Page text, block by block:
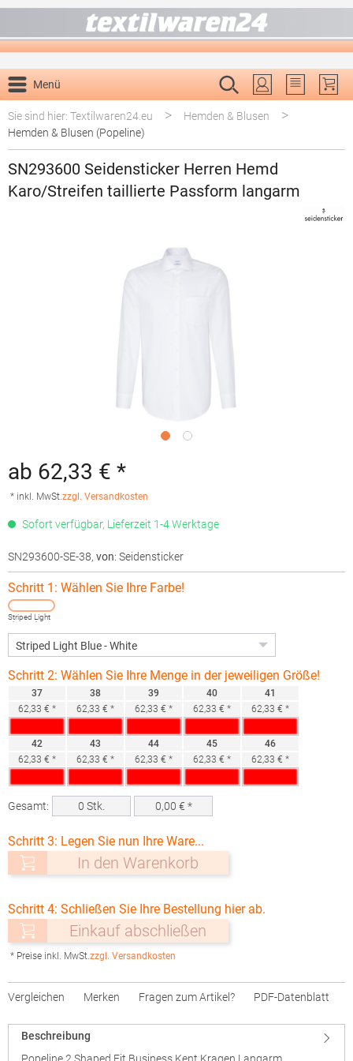
Menü
Du hast 0
Sie sind hier: Textilwaren24.eu
> Hemden & Blusen >
Hemden & Blusen (Popeline)
SN293600 Seidensticker Herren Hemd
Karo/Streifen taillierte Passform langarm
ab 62,33 € *
* inkl. MwSt.zzgl. Versandkosten
Sofort verfügbar, Lieferzeit 1-4 Werktage
SN293600-SE-38, von: Seidensticker
Schritt 1: Wählen Sie Ihre Farbe!
Striped Light
Blue - White
Schritt 2: Wählen Sie Ihre Menge in der jeweiligen Größe!
37
62,33 € *
38
62,33 € *
39
62,33 € *
40
62,33 € *
41
62,33 € *
42
62,33 € *
43
62,33 € *
44
62,33 € *
45
62,33 € *
46
62,33 € *
Gesamt: 0 Stk. 0,00 € *
Schritt 3: Legen Sie nun Ihre Ware...
In den Warenkorb
Schritt 4: Schließen Sie Ihre Bestellung hier ab.
Einkauf abschließen
* Preise inkl. MwSt.zzgl. Versandkosten
Vergleichen Merken Fragen zum Artikel? PDF-Datenblatt
Beschreibung